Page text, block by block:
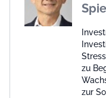
zu
zur